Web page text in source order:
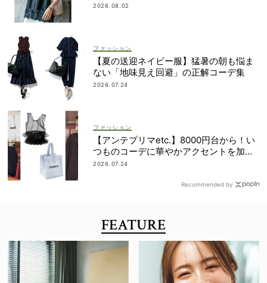
2026.08.02
ファッション
【夏の送迎ネイビー服】猛暑の朝も悩ま
ない「地味見え回避」の正解コーデ集
2026.07.24
ファッション
【アンテプリマetc.】8000円台から！い
つものコーデに華やかアクセントを加え
る「甘ちびバッグ」9選
2026.07.24
Recommended by
FEATURE